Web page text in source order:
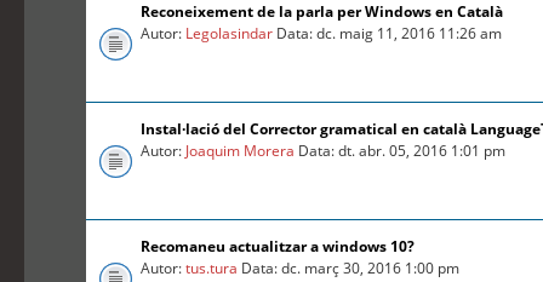
Reconeixement de la parla per Windows en Català
Autor: Legolasindar Data: dc. maig 11, 2016 11:26 am
Instal·lació del Corrector gramatical en català
Autor: Joaquim Morera Data: dt. abr. 05, 2016 1:01 pm
Recomaneu actualitzar a windows 10?
Autor:tus.tura Data: dc. març 30, 2016 1:00 pm